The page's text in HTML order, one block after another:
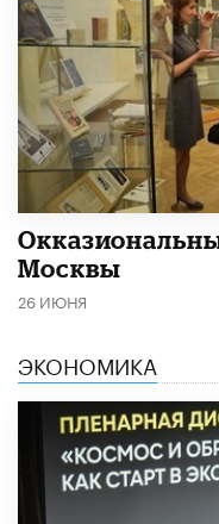
Москвы
26 ИЮНЯ
ЭКОНОМИКА